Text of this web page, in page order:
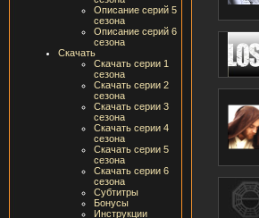
Описание серий 5
сезона
Описание серий 6
сезона
Скачать
Скачать серии 1
сезона
Скачать серии 2
сезона
Скачать серии 3
сезона
Скачать серии 4
сезона
Скачать серии 5
сезона
Скачать серии 6
сезона
Субтитры
Бонусы
Инструкции